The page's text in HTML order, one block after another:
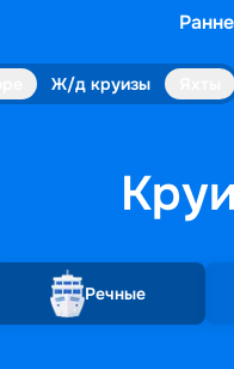
Ж/д круизы
Речные